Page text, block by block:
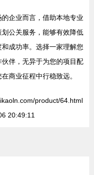
企业而言，借助本地专业
公关服务，能够有效降低
成功率。选择一家理解您
伴，无异于为您的项目配
商业征程中行稳致远。
product/64.html
20:49:11